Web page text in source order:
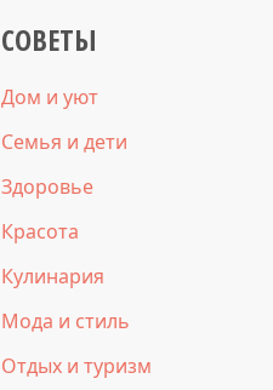
СОВЕТЫ
Дом и уют
Семья и дети
Здоровье
Красота
Кулинария
Мода и стиль
Отдых и туризм